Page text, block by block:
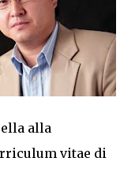
alla
vitae di